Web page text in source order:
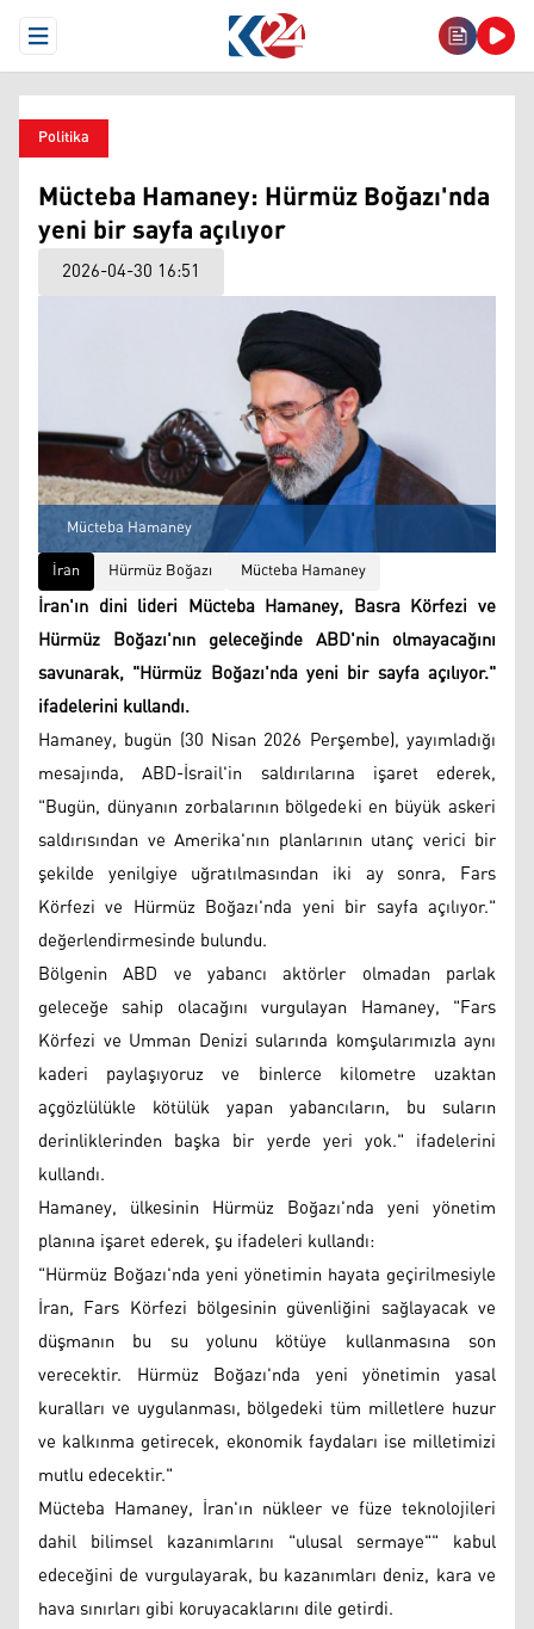
Open Menu
Politika
Mücteba Hamaney: Hürmüz Boğazı'nda
yeni bir sayfa açılıyor
2026-04-30 16:51
Mücteba Hamaney
İran
Hürmüz Boğazı Mücteba Hamaney
İran'ın dini lideri Mücteba Hamaney, Basra Körfezi ve
Hürmüz Boğazı'nın geleceğinde ABD'nin olmayacağını
savunarak, "Hürmüz Boğazı'nda yeni bir sayfa açılıyor."
ifadelerini kullandı.
Hamaney, bugün (30 Nisan 2026 Perşembe), yayımladığı
mesajında, ABD-İsrail'in saldırılarına işaret ederek,
"Bugün, dünyanın zorbalarının bölgedeki en büyük askeri
saldırısından ve Amerika'nın planlarının utanç verici bir
şekilde yenilgiye uğratılmasından iki ay sonra, Fars
Körfezi ve Hürmüz Boğazı'nda yeni bir sayfa açılıyor."
değerlendirmesinde bulundu.
Bölgenin ABD ve yabancı aktörler olmadan parlak
geleceğe sahip olacağını vurgulayan Hamaney, "Fars
Körfezi ve Umman Denizi sularında komşularımızla aynı
kaderi paylaşıyoruz ve binlerce kilometre uzaktan
açgözlülükle kötülük yapan yabancıların, bu suların
derinliklerinden başka bir yerde yeri yok." ifadelerini
kullandı.
Hamaney, ülkesinin Hürmüz Boğazı'nda yeni yönetim
planına işaret ederek, şu ifadeleri kullandı:
"Hürmüz Boğazı'nda yeni yönetimin hayata geçirilmesiyle
İran, Fars Körfezi bölgesinin güvenliğini sağlayacak ve
düşmanın bu su yolunu kötüye kullanmasına son
verecektir. Hürmüz Boğazı'nda yeni yönetimin yasal
kuralları ve uygulanması, bölgedeki tüm milletlere huzur
ve kalkınma getirecek, ekonomik faydaları ise milletimizi
mutlu edecektir."
Mücteba Hamaney, İran'ın nükleer ve füze teknolojileri
dahil bilimsel kazanımlarını "ulusal sermaye"" kabul
edeceğini de vurgulayarak, bu kazanımları deniz, kara ve
hava sınırları gibi koruyacaklarını dile getirdi.